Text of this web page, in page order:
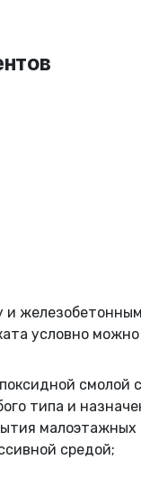
и
условно
смолой
типа и
малоэтажных
средой;